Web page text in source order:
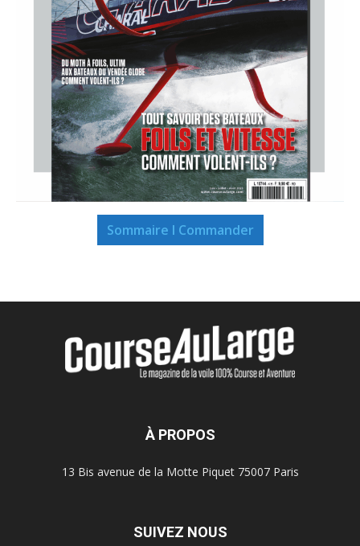
Sommaire I Commander
À PROPOS
13 Bis avenue de la Motte Piquet 75007 Paris
SUIVEZ NOUS